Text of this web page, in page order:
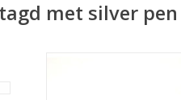
met silver pen